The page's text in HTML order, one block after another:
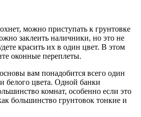
можно приступать к грунтовке
заклеить наличники, но это не
красить их в один цвет. В этом
оконные переплеты.
вам понадобится всего один
белого цвета. Одной банки
комнат, особенно если это
большинство грунтовок тонкие и